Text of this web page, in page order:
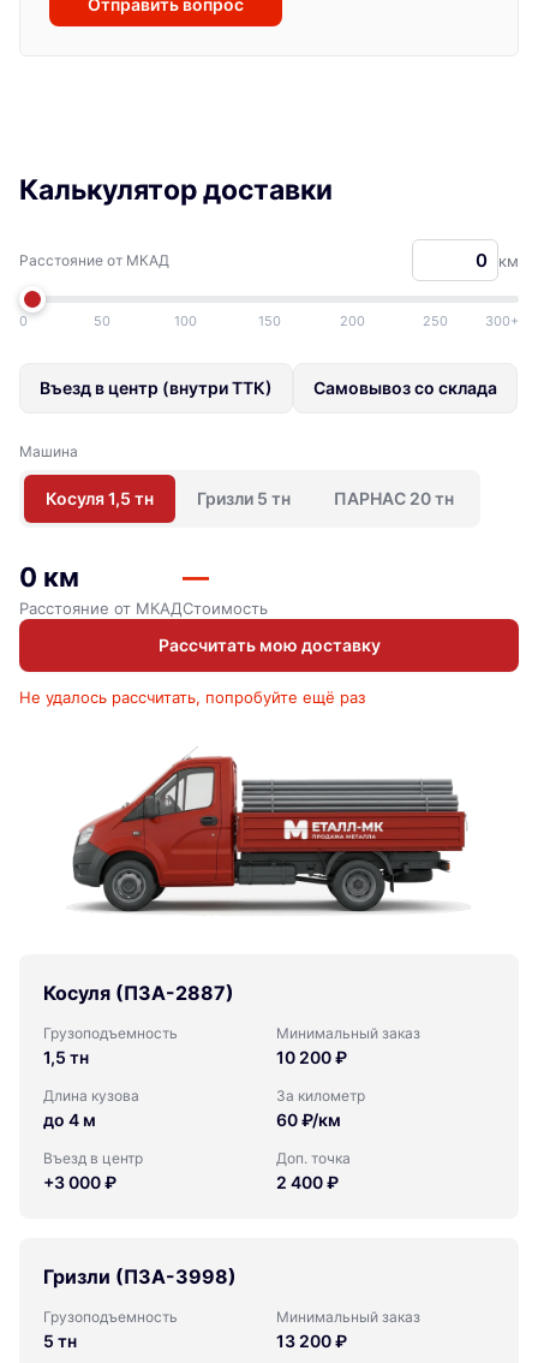
Отправить вопрос
Калькулятор доставки
Расстояние от МКАД км
0 50 100 150 200 250 300+
Въезд в центр (внутри ТТК) Самовывоз со склада
Машина
Косуля 1,5 тн Гризли 5 тн ПАРНАС 20 тн
0 км
Расстояние от МКАД
—
Стоимость
Рассчитать мою доставку
Не удалось рассчитать, попробуйте ещё раз
Косуля (ПЗА-2887)
Грузоподъемность
1,5 тн
Минимальный заказ
10 200 ₽
Длина кузова
до 4 м
За километр
60 ₽/км
Въезд в центр
+3 000 ₽
Доп. точка
2 400 ₽
Гризли (ПЗА-3998)
Грузоподъемность
5 тн
Минимальный заказ
13 200 ₽